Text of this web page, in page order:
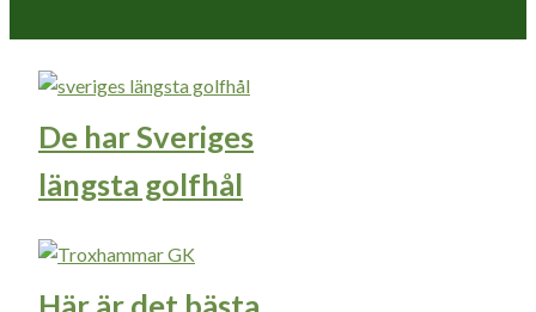
De har Sveriges
längsta golfhål